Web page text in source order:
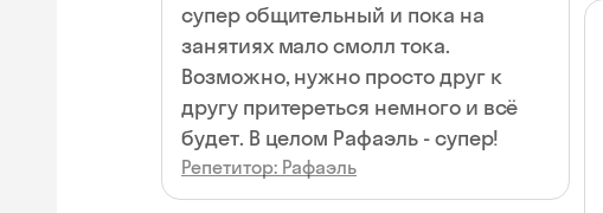
супер общительный и пока на
занятиях мало смолл тока.
Возможно, нужно просто друг к
другу притереться немного и всё
будет. В целом Рафаэль - супер!
Репетитор: Рафаэль